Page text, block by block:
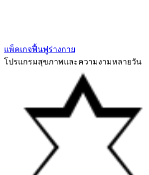
แพ็คเกจฟื้นฟูร่างกาย
โปรแกรมสุขภาพและความงามหลายวัน